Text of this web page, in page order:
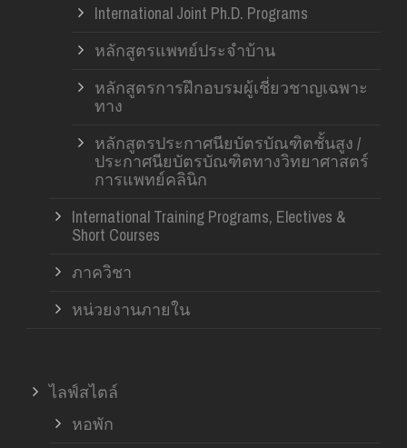
International Joint Ph.D. Programs
หลักสูตรแพทย์ประจำบ้าน
หลักสูตรการฝึกอบรมผู้เชี่ยวชาญเฉพาะ
ทาง
หลักสูตรประกาศนียบัตรบัณฑิตชั้นสูง /
ประกาศนียบัตรบัณฑิตทางวิทยาศาสตร์
การแพทย์คลินิก
International Training Programs, Electives &
Short Courses
ภาควิชา
หน่วยงานภายใน
ไลฟ์สไตล์
หอพัก